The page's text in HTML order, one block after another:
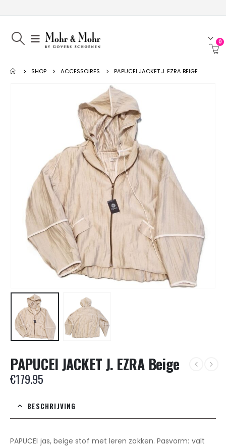
0
SHOP ACCESSOIRES PAPUCEI JACKET J. EZRA BEIGE
PAPUCEI JACKET J. EZRA Beige
€179.95
BESCHRIJVING
PAPUCEI jas, beige stof met leren zakken. Pasvorm: valt